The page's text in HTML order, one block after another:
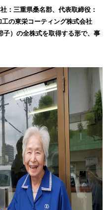
：三重県桑名郡、代表取締役：
の東栄コーティング株式会社
子）の全株式を取得する形で、事